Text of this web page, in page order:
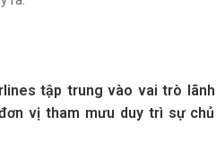
tập trung vào vai trò lãnh
vị tham mưu duy trì sự chủ